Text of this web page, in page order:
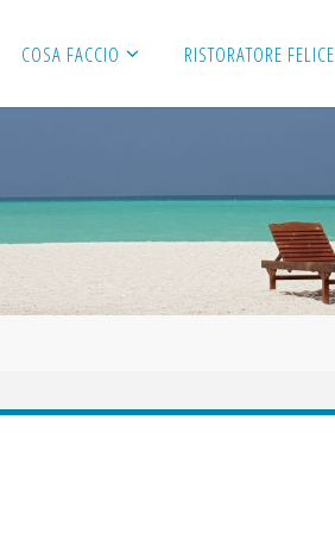
COSA FACCIO RISTORATORE FELICE